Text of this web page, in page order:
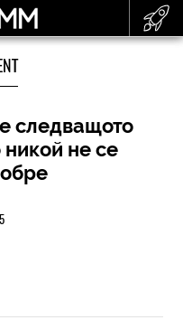
следващото
не се